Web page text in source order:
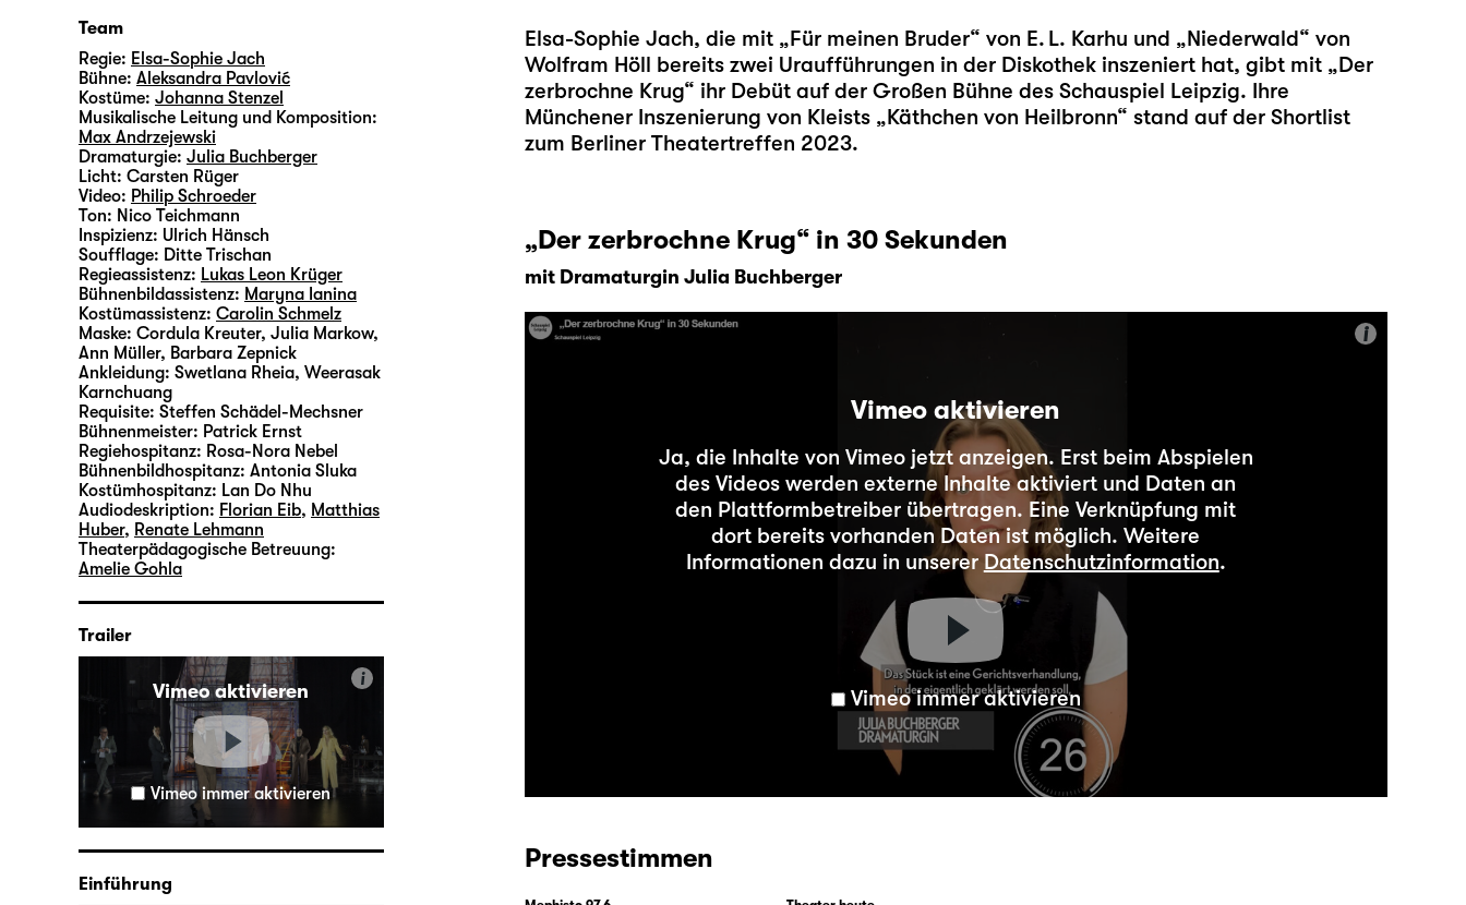
Elsa-Sophie Jach, die mit „Für meinen Bruder“ von E. L. Karhu und „Niederwald“ von
Wolfram Höll bereits zwei Uraufführungen in der Diskothek inszeniert hat, gibt mit „Der
zerbrochne Krug“ ihr Debüt auf der Großen Bühne des Schauspiel Leipzig. Ihre
Münchener Inszenierung von Kleists „Käthchen von Heilbronn“ stand auf der Shortlist
zum Berliner Theatertreffen 2023.
„Der zerbrochne Krug“ in 30 Sekunden
mit Dramaturgin Julia Buchberger
Vimeo aktivieren
Ja, die Inhalte von Vimeo jetzt anzeigen. Erst beim Abspielen
des Videos werden externe Inhalte aktiviert und Daten an
den Plattformbetreiber übertragen. Eine Verknüpfung mit
dort bereits vorhanden Daten ist möglich. Weitere
Informationen dazu in unserer Datenschutzinformation.
i
Vimeo immer aktivieren
Pressestimmen
Team
Regie: Elsa-Sophie Jach
Bühne: Aleksandra Pavlović
Kostüme: Johanna Stenzel
Musikalische Leitung und Komposition:
Max Andrzejewski
Dramaturgie: Julia Buchberger
Licht: Carsten Rüger
Video: Philip Schroeder
Ton: Nico Teichmann
Inspizienz: Ulrich Hänsch
Soufflage: Ditte Trischan
Regieassistenz: Lukas Leon Krüger
Bühnenbildassistenz: Maryna Ianina
Kostümassistenz: Carolin Schmelz
Maske: Cordula Kreuter, Julia Markow,
Ann Müller, Barbara Zepnick
Ankleidung: Swetlana Rheia, Weerasak
Karnchuang
Requisite: Steffen Schädel-Mechsner
Bühnenmeister: Patrick Ernst
Regiehospitanz: Rosa-Nora Nebel
Bühnenbildhospitanz: Antonia Sluka
Kostümhospitanz: Lan Do Nhu
Audiodeskription: Florian Eib, Matthias
Huber, Renate Lehmann
Theaterpädagogische Betreuung:
Amelie Gohla
Trailer
Vimeo aktivieren
i
Vimeo immer aktivieren
Einführung